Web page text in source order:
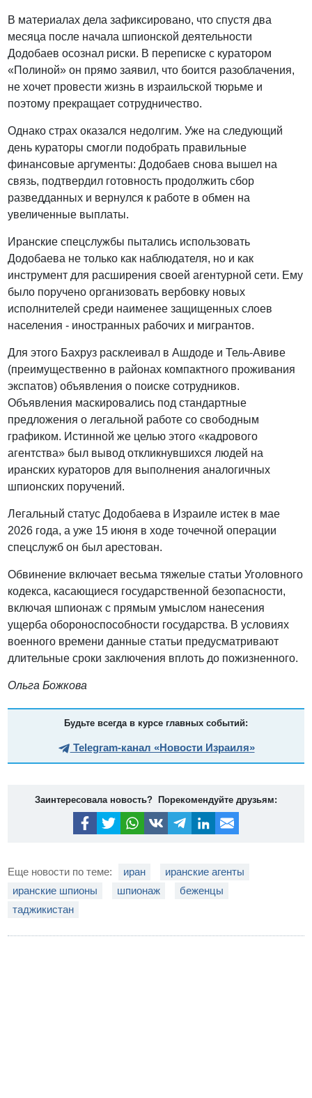
В материалах дела зафиксировано, что спустя два
месяца после начала шпионской деятельности
Додобаев осознал риски. В переписке с куратором
«Полиной» он прямо заявил, что боится разоблачения,
не хочет провести жизнь в израильской тюрьме и
поэтому прекращает сотрудничество.
Однако страх оказался недолгим. Уже на следующий
день кураторы смогли подобрать правильные
финансовые аргументы: Додобаев снова вышел на
связь, подтвердил готовность продолжить сбор
разведданных и вернулся к работе в обмен на
увеличенные выплаты.
Иранские спецслужбы пытались использовать
Додобаева не только как наблюдателя, но и как
инструмент для расширения своей агентурной сети. Ему
было поручено организовать вербовку новых
исполнителей среди наименее защищенных слоев
населения - иностранных рабочих и мигрантов.
Для этого Бахруз расклеивал в Ашдоде и Тель-Авиве
(преимущественно в районах компактного проживания
экспатов) объявления о поиске сотрудников.
Объявления маскировались под стандартные
предложения о легальной работе со свободным
графиком. Истинной же целью этого «кадрового
агентства» был вывод откликнувшихся людей на
иранских кураторов для выполнения аналогичных
шпионских поручений.
Легальный статус Додобаева в Израиле истек в мае
2026 года, а уже 15 июня в ходе точечной операции
спецслужб он был арестован.
Обвинение включает весьма тяжелые статьи Уголовного
кодекса, касающиеся государственной безопасности,
включая шпионаж с прямым умыслом нанесения
ущерба обороноспособности государства. В условиях
военного времени данные статьи предусматривают
длительные сроки заключения вплоть до пожизненного.
Ольга Божкова
Будьте всегда в курсе главных событий:
Telegram-канал «Новости Израиля»
Заинтересовала новость? Порекомендуйте друзьям:
Еще новости по теме: иран
иранские агенты
иранские шпионы
шпионаж
беженцы
таджикистан